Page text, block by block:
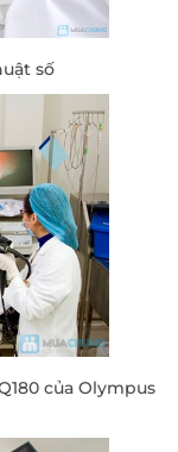
số
của Olympus